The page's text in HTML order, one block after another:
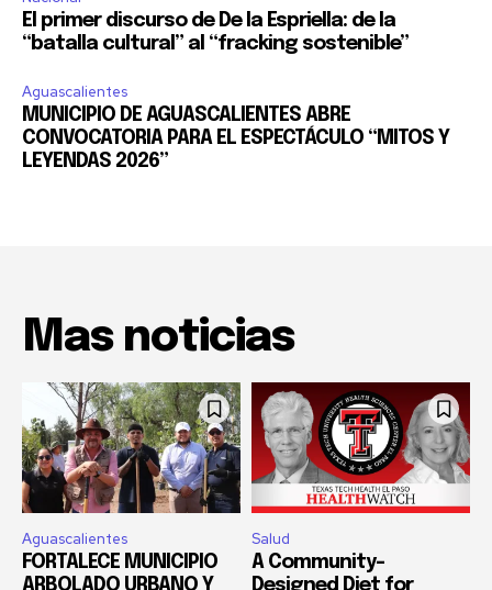
El primer discurso de De la Espriella: de la
“batalla cultural” al “fracking sostenible”
Aguascalientes
MUNICIPIO DE AGUASCALIENTES ABRE
CONVOCATORIA PARA EL ESPECTÁCULO “MITOS Y
LEYENDAS 2026”
Mas noticias
Aguascalientes
FORTALECE MUNICIPIO
ARBOLADO URBANO Y
Salud
A Community-
Designed Diet for